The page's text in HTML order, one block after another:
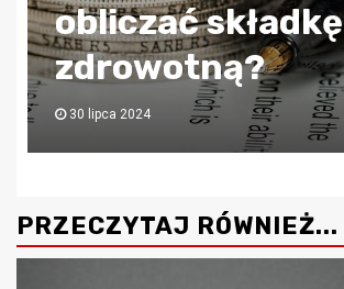
obliczać składkę
zdrowotną?
30 lipca 2024
PRZECZYTAJ RÓWNIEŻ...